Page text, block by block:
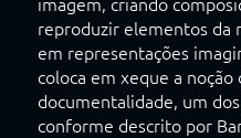
reproduzir elementos da
em representações
coloca em xeque a
documentalidade, um
conforme descrito por